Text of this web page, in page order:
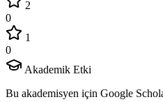
2
0
1
0
Akademik Etki
Bu akademisyen için Google